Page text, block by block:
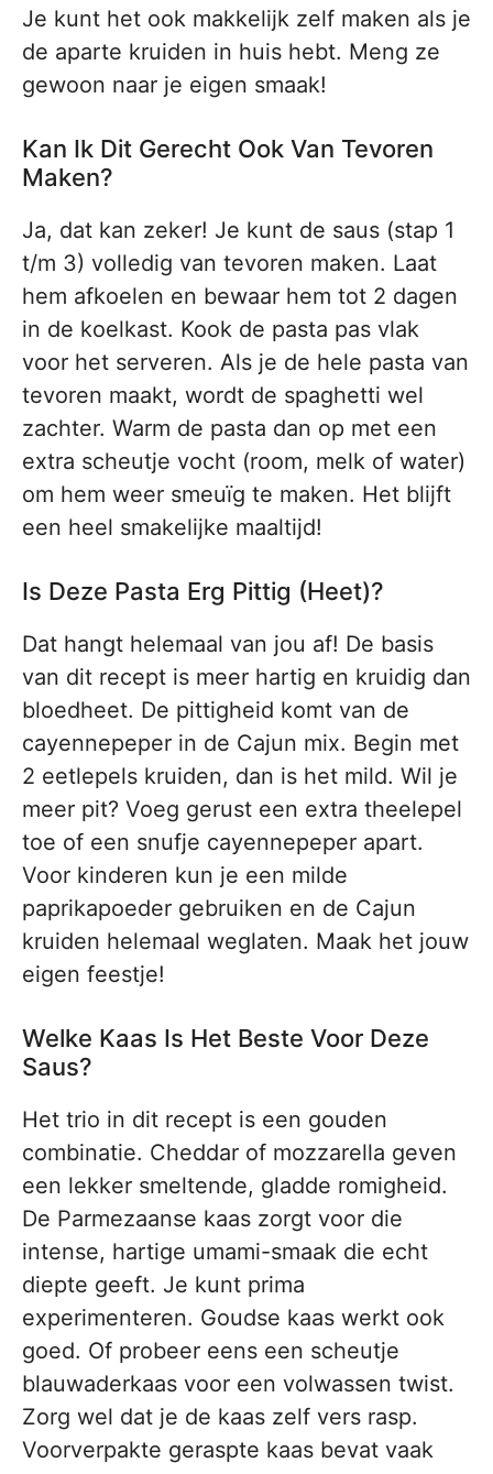
Je kunt het ook makkelijk zelf maken als je
de aparte kruiden in huis hebt. Meng ze
gewoon naar je eigen smaak!
Kan Ik Dit Gerecht Ook Van Tevoren
Maken?
Ja, dat kan zeker! Je kunt de saus (stap 1
t/m 3) volledig van tevoren maken. Laat
hem afkoelen en bewaar hem tot 2 dagen
in de koelkast. Kook de pasta pas vlak
voor het serveren. Als je de hele pasta van
tevoren maakt, wordt de spaghetti wel
zachter. Warm de pasta dan op met een
extra scheutje vocht (room, melk of water)
om hem weer smeuïg te maken. Het blijft
een heel smakelijke maaltijd!
Is Deze Pasta Erg Pittig (Heet)?
Dat hangt helemaal van jou af! De basis
van dit recept is meer hartig en kruidig dan
bloedheet. De pittigheid komt van de
cayennepeper in de Cajun mix. Begin met
2 eetlepels kruiden, dan is het mild. Wil je
meer pit? Voeg gerust een extra theelepel
toe of een snufje cayennepeper apart.
Voor kinderen kun je een milde
paprikapoeder gebruiken en de Cajun
kruiden helemaal weglaten. Maak het jouw
eigen feestje!
Welke Kaas Is Het Beste Voor Deze
Saus?
Het trio in dit recept is een gouden
combinatie. Cheddar of mozzarella geven
een lekker smeltende, gladde romigheid.
De Parmezaanse kaas zorgt voor die
intense, hartige umami-smaak die echt
diepte geeft. Je kunt prima
experimenteren. Goudse kaas werkt ook
goed. Of probeer eens een scheutje
blauwaderkaas voor een volwassen twist.
Zorg wel dat je de kaas zelf vers rasp.
Voorverpakte geraspte kaas bevat vaak